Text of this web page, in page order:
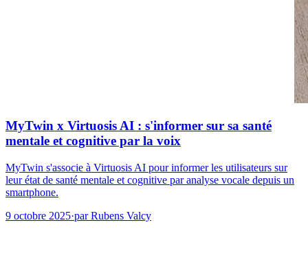
MyTwin x Virtuosis AI : s'informer sur sa santé
mentale et cognitive par la voix
MyTwin s'associe à Virtuosis AI pour informer les utilisateurs sur
leur état de santé mentale et cognitive par analyse vocale depuis un
smartphone.
9 octobre 2025·par Rubens Valcy